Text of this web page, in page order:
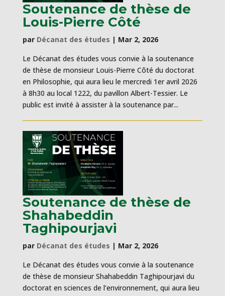
Soutenance de thèse de
Louis-Pierre Côté
par Décanat des études | Mar 2, 2026
Le Décanat des études vous convie à la soutenance
de thèse de monsieur Louis-Pierre Côté du doctorat
en Philosophie, qui aura lieu le mercredi 1er avril 2026
à 8h30 au local 1222, du pavillon Albert-Tessier. Le
public est invité à assister à la soutenance par...
Soutenance de thèse de
Shahabeddin
Taghipourjavi
par Décanat des études | Mar 2, 2026
Le Décanat des études vous convie à la soutenance
de thèse de monsieur Shahabeddin Taghipourjavi du
doctorat en sciences de l’environnement, qui aura lieu